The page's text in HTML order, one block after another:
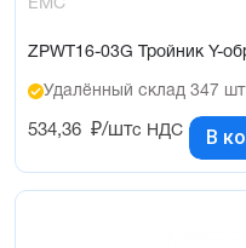
EMC
ZPWT16-03G Тройник Y-
Удалённый склад 347 шт
534,36 ₽/штс НДС В